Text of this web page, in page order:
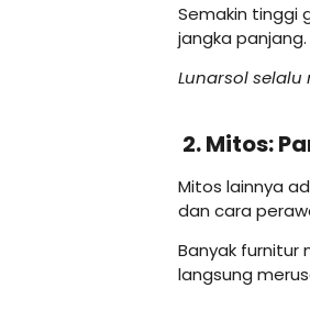
Semakin tinggi
jangka
Lunarsol
2. Mitos:
Mitos lainnya
dan cara
Banyak furnitur
langsung